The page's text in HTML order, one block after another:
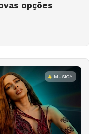
opções
MÚSICA